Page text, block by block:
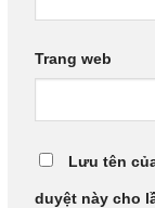
Trang web
Lưu tên
duyệt này cho